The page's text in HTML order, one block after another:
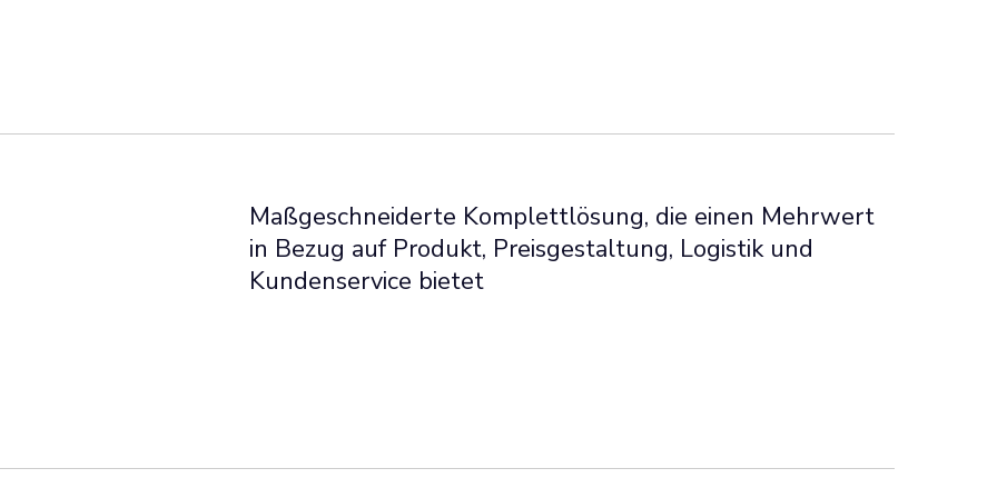
Maßgeschneiderte Komplettlösung, die einen Mehrwert
in Bezug auf Produkt, Preisgestaltung, Logistik und
Kundenservice bietet